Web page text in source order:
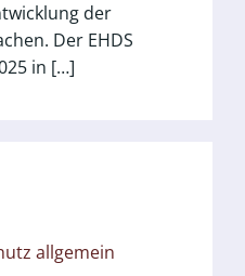
der
Der EHDS
in […]
allgemein